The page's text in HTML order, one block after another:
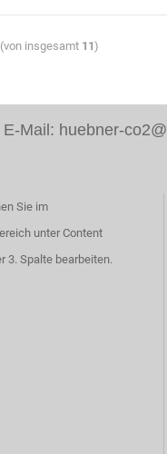
insgesamt 11)
huebner-
Sie im
unter Content
3. Spalte bearbeiten.